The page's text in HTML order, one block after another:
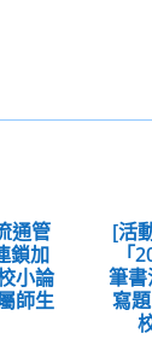
通管
鎖加
小論
師生
[活
「
筆
寫